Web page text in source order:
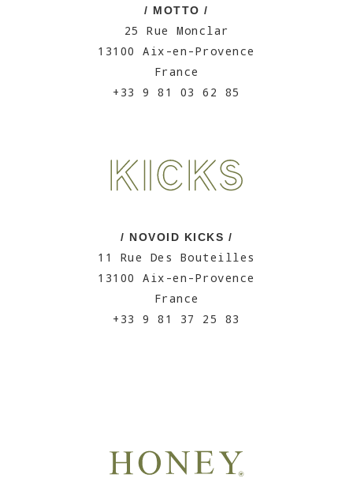
/ MOTTO /
25 Rue Monclar
13100 Aix-en-Provence
France
+33 9 81 03 62 85
/ NOVOID KICKS /
11 Rue Des Bouteilles
13100 Aix-en-Provence
France
+33 9 81 37 25 83